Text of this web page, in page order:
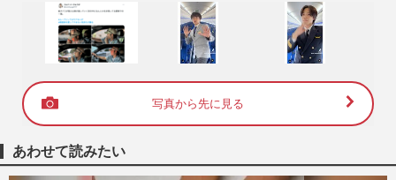
写真から先に見る
あわせて読みたい